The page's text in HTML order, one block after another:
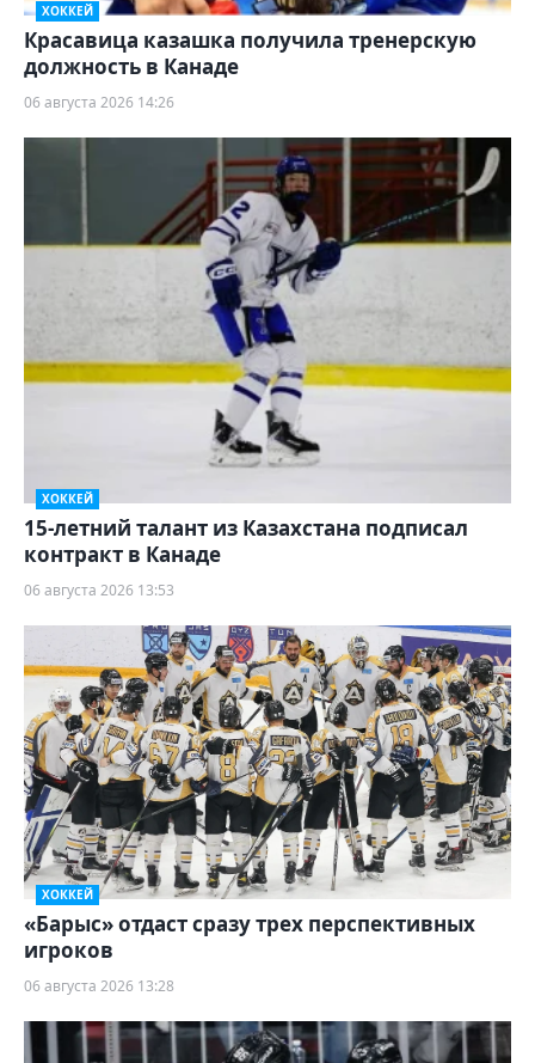
ХОККЕЙ
Красавица казашка получила тренерскую
должность в Канаде
06 августа 2026 14:26
ХОККЕЙ
15-летний талант из Казахстана подписал
контракт в Канаде
06 августа 2026 13:53
ХОККЕЙ
«Барыс» отдаст сразу трех перспективных
игроков
06 августа 2026 13:28